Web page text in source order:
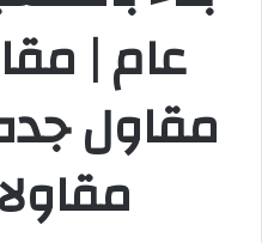
عام |
مقاول